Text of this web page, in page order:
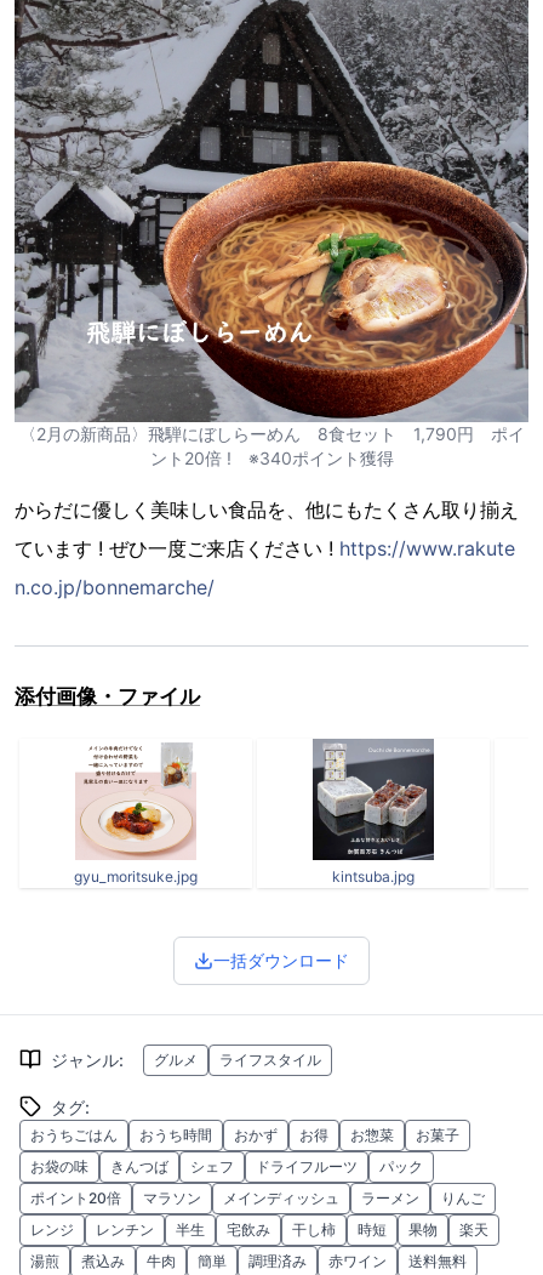
〈2月の新商品〉飛騨にぼしらーめん 8食セット 1,790円 ポイ
ント20倍 ! ※340ポイント獲得
からだに優しく美味しい食品を、他にもたくさん取り揃え
ています ! ぜひ一度ご来店ください ! https://www.rakute
n.co.jp/bonnemarche/
添付画像・ファイル
gyu_moritsuke.jpg kintsuba.jpg
一括ダウンロード
ジャンル: グルメ ライフスタイル
タグ:
おうちごはん おうち時間 おかず お得 お惣菜
お菓子
お袋の味
きんつば シェフ ドライフルーツ
パック
ポイント20倍
マラソン メインディッシュ ラーメン
りんご
レンジ
レンチン 半生 宅飲み 干し柿 時短 果物
楽天
湯煎
煮込み 牛肉 簡単 調理済み 赤ワイン 送料無料